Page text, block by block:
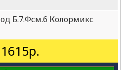
Б.7.Фсм.6 Колормикс
1615р.